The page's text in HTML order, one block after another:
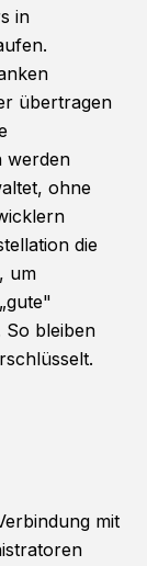
in
übertragen
werden
ohne
die
um
So bleiben
mit